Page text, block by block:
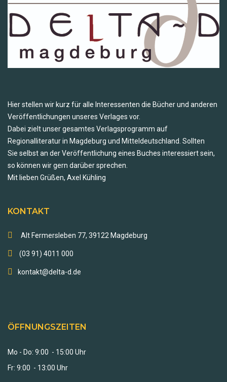
Hier stellen wir kurz für alle Interessenten die Bücher und anderen
Veröffentlichungen unseres Verlages vor.
Dabei zielt unser gesamtes Verlagsprogramm auf
Regionalliteratur in Magdeburg und Mitteldeutschland. Sollten
Sie selbst an der Veröffentlichung eines Buches interessiert sein,
so können wir gern darüber sprechen.
Mit lieben Grüßen, Axel Kühling
KONTAKT
Alt Fermersleben 77, 39122 Magdeburg
(03 91) 4011 000
kontakt@delta-d.de
ÖFFNUNGSZEITEN
Mo - Do: 9:00 - 15:00 Uhr
Fr: 9:00 - 13:00 Uhr